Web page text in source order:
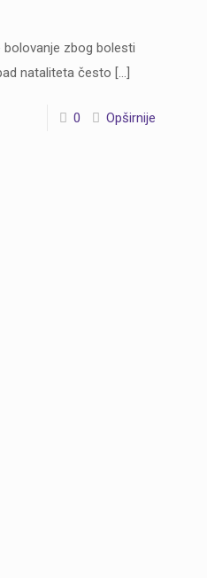
zbog bolesti
nataliteta često […]
0 Opširnije